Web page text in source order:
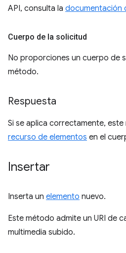
API, consulta la documentación
Cuerpo de la solicitud
No proporciones un cuerpo de
método.
Respuesta
Si se aplica correctamente,
recurso de elementos en el
Insertar
Inserta un elemento nuevo.
Este método admite un URI de
multimedia subido.